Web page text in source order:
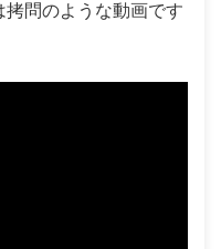
問のような動画です